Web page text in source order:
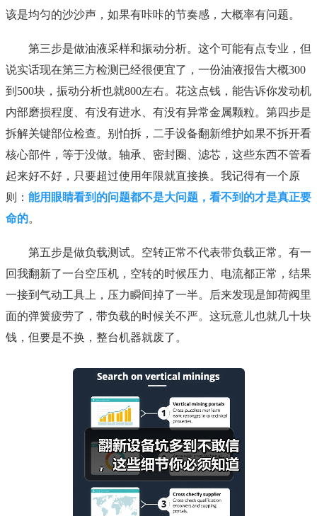
该是均匀的沙沙声，如果有咔咔的节奏感，大概率有问题。
第三步是做油液采样和振动分析。这个可能有点专业，但
说实话现在第三方检测已经很便宜了，一份油液报告大概300
到500块，振动分析也就800左右。花这点钱，能告诉你发动机
内部磨损程度、有没有进水、有没有异常金属颗粒。第四步是
拆解关键部位检查。别怕拆，二手设备翻新维护如果不拆开看
核心部件，等于没做。轴承、密封圈、滤芯，这些东西不管看
起来好不好，只要超过使用年限就直接换。我记得有一个原
则： 能用眼睛看到的问题都不是大问题，看不到的才是真正要
命的。
第五步是做负载测试。空转正常不代表带负载正常。有一
回我翻新了一台空压机，空转的时候压力、电流都正常，结果
一接到气动工具上，压力瞬间掉了一半。后来发现是卸荷阀里
面的弹簧疲劳了，带负载的时候关不严。这玩意儿也就几十块
钱，但要是不换，整台机器就废了。